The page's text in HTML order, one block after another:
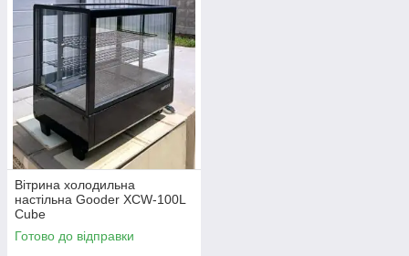
Вітрина холодильна
настільна Gooder XCW-100L
Cube
Готово до відправки